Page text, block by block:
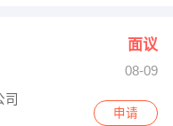
面议
08-09
司
申请